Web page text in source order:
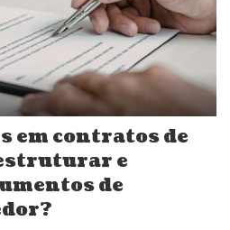
em contratos de
e
de